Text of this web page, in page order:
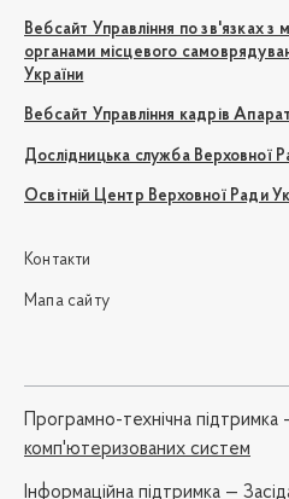
Вебсайт Управління по зв'язках з
органами місцевого
України
Вебсайт Управління кадрів
Дослідницька служба Верховної
Освітній Центр Верховної Ради
Контакти
Мапа сайту
Програмно-технічна підтримка
комп'ютеризованих систем
Iнформаційна підтримка —